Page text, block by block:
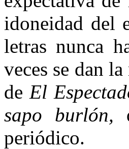
idoneidad del
letras nunca
veces se dan
de El
sapo burlón,
periódico.